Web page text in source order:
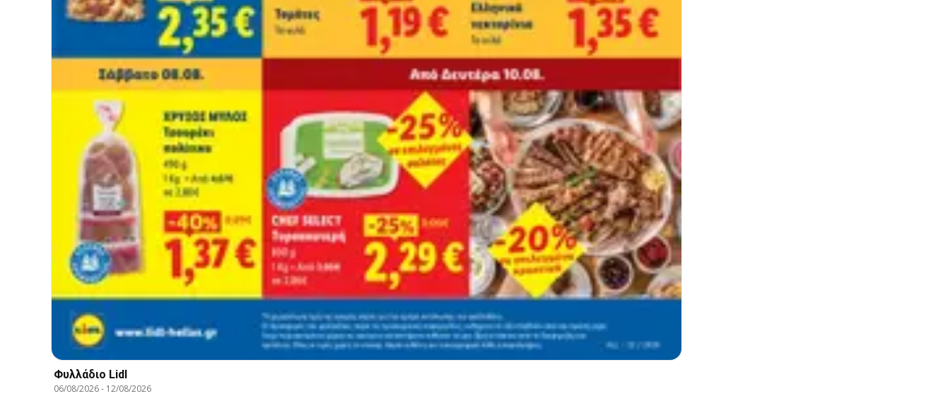
Φυλλάδιο Lidl
06/08/2026- 12/08/2026